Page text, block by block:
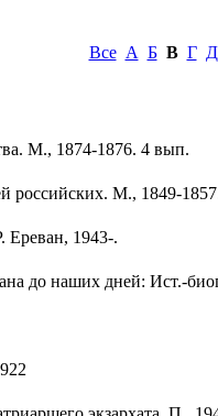
Все А Б В Г Д
М., 1874-1876. 4 вып.
российских. М., 1849-
1943-.
до наших дней: Ист.-